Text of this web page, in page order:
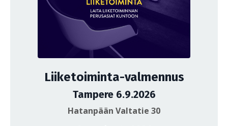
Liiketoiminta-valmennus
Tampere 6.9.2026
Hatanpään Valtatie 30